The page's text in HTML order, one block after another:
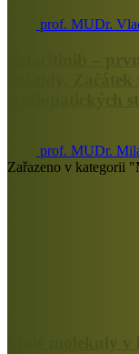
prof. MUDr.
Tofacitinib –
kolitidy.
u idiopatických
prof. MUDr.
Zařazeno v kategorii
Malé molekuly